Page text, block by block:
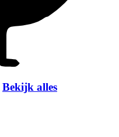
Bekijk alles